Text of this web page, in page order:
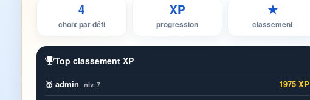
4
choix par défi
XP
progression
★
classement
Top classement XP
🥇 admin niv. 7
1975 XP